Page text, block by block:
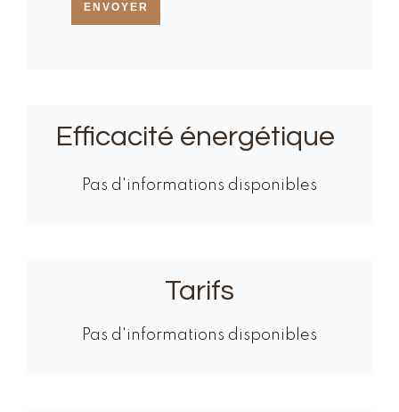
ENVOYER
Efficacité énergétique
Pas d'informations disponibles
Tarifs
Pas d'informations disponibles